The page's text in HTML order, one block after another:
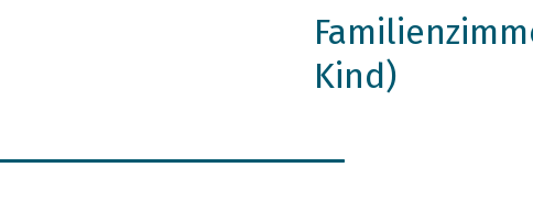
Kind)